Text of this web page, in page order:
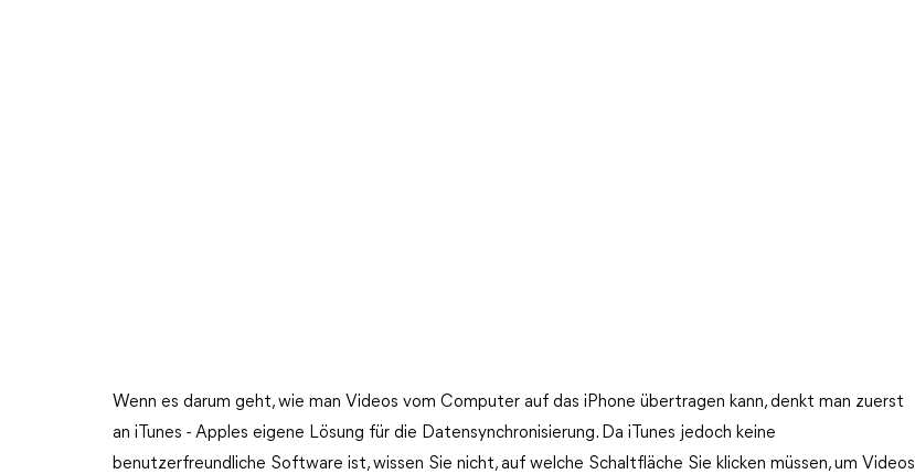
Wenn es darum geht, wie man Videos vom Computer auf das iPhone übertragen kann, denkt man zuerst
an iTunes - Apples eigene Lösung für die Datensynchronisierung. Da iTunes jedoch keine
benutzerfreundliche Software ist, wissen Sie nicht, auf welche Schaltfläche Sie klicken müssen, um Videos